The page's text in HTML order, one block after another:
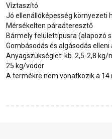
Víztaszító
Jó ellenállóképesség környezeti
Mérsékelten páraáteresztő
Bármely felülettípusra (alapozó
Gombásodás és algásodás elleni
Anyagszükséglet: kb. 2,5-2,8 kg/
25 kg/vödör
A termékre nem vonatkozik a 14